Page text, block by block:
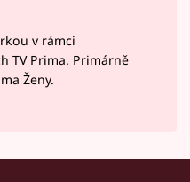
v rámci
TV Prima. Primárně
Ženy.